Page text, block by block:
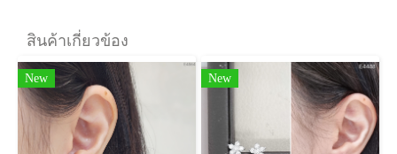
สินค้าเกี่ยวข้อง
New New